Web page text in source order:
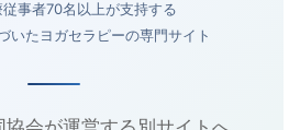
事者70名以上が支持する
いたヨガセラピーの専門サイト